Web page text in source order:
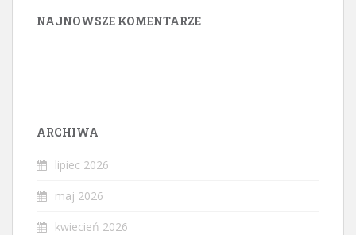
NAJNOWSZE KOMENTARZE
ARCHIWA
lipiec 2026
maj 2026
kwiecień 2026